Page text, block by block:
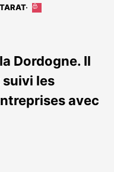
Cet
abonnés
Dordogne. Il
les
avec